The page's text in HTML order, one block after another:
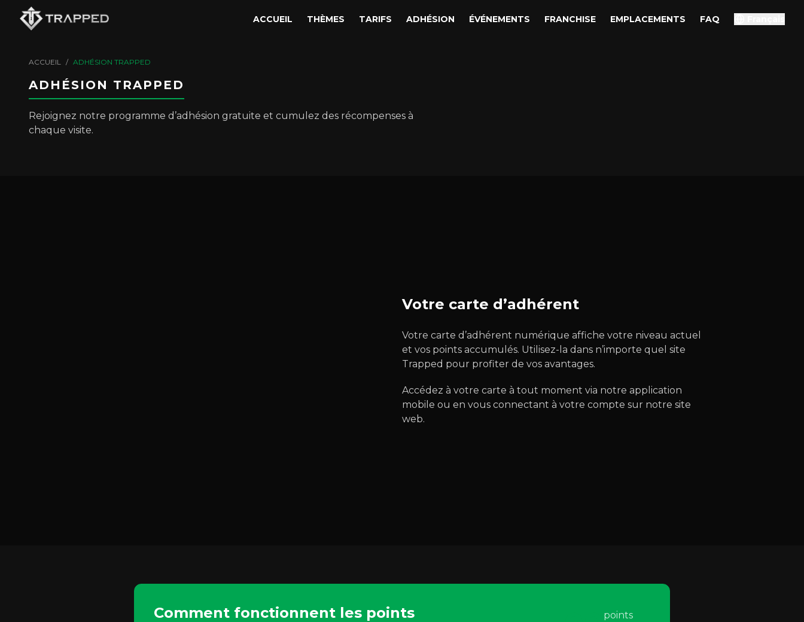
ACCUEIL THÈMES TARIFS ADHÉSION ÉVÉNEMENTS FRANCHISE EMPLACEMENTS FAQ
ACCUEIL / ADHÉSION TRAPPED
ADHÉSION TRAPPED
Rejoignez notre programme d’adhésion gratuite et cumulez des récompenses à
chaque visite.
Votre carte d’adhérent
Votre carte d’adhérent numérique affiche votre niveau actuel
et vos points accumulés. Utilisez-la dans n’importe quel site
Trapped pour profiter de vos avantages.
Accédez à votre carte à tout moment via notre application
mobile ou en vous connectant à votre compte sur notre site
web.
Comment fonctionnent les points
points